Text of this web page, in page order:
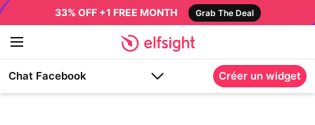
33% OFF +1 FREE MONTH Grab The Deal
Chat Facebook Créer un widget